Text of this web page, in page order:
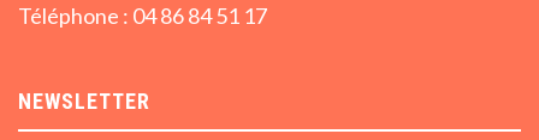
Téléphone : 04 86 84 51 17
NEWSLETTER